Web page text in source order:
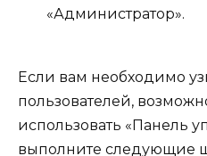
«Администратор».
Если вам необходимо
пользователей,
использовать «Панель
выполните следующие